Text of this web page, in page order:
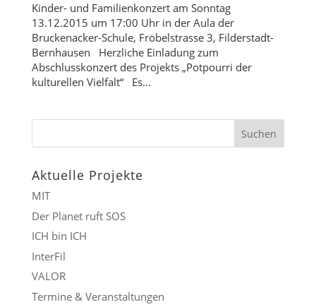
Kinder- und Familienkonzert am Sonntag
13.12.2015 um 17:00 Uhr in der Aula der
Bruckenacker-Schule, Fröbelstrasse 3, Filderstadt-
Bernhausen Herzliche Einladung zum
Abschlusskonzert des Projekts „Potpourri der
kulturellen Vielfalt“ Es...
Aktuelle Projekte
MIT
Der Planet ruft SOS
ICH bin ICH
InterFil
VALOR
Termine & Veranstaltungen